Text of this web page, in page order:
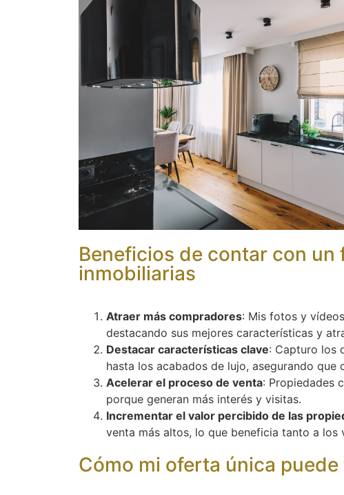
Beneficios de contar con
inmobiliarias
Atraer más compradores: Mis fotos y
destacando sus mejores características y
Destacar características clave: Capturo los
hasta los acabados de lujo, asegurando
Acelerar el proceso de venta: Propiedades
porque generan más interés y visitas.
Incrementar el valor percibido de las
venta más altos, lo que beneficia tanto a los
Cómo mi oferta única